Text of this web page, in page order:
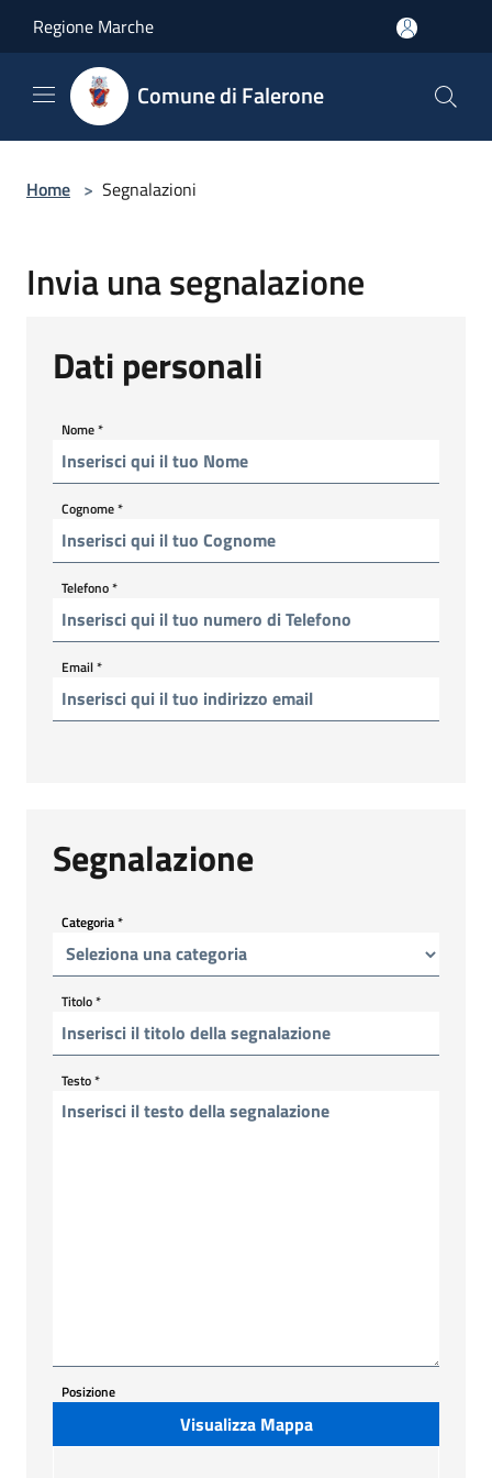
Regione Marche
Comune di Falerone
Home > Segnalazioni
Invia una segnalazione
Dati personali
Nome*
Cognome*
Telefono*
Email*
Segnalazione
Categoria*
Titolo*
Testo*
Posizione
Visualizza Mappa